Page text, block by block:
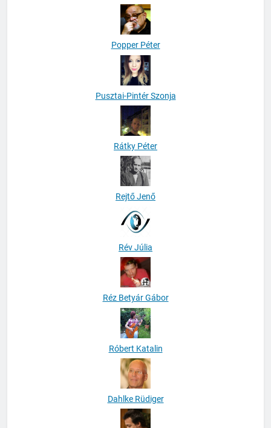
Popper Péter
Pusztai-Pintér Szonja
Rátky Péter
Rejtő Jenő
Rév Júlia
Réz Betyár Gábor
Róbert Katalin
Dahlke Rüdiger